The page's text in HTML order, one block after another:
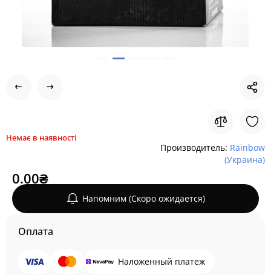
Немає в наявності
Производитель: Rainbow
(Украина)
0.00₴
Напомним (Скоро ожидается)
Оплата
Наложенный платеж